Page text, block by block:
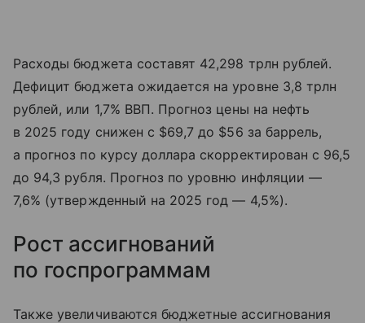
Расходы бюджета составят 42,298 трлн рублей.
Дефицит бюджета ожидается на уровне 3,8 трлн
рублей, или 1,7% ВВП. Прогноз цены на нефть
в 2025 году снижен с $69,7 до $56 за баррель,
а прогноз по курсу доллара скорректирован с 96,5
до 94,3 рубля. Прогноз по уровню инфляции —
7,6% (утвержденный на 2025 год — 4,5%).
Рост ассигнований
по госпрограммам
Также увеличиваются бюджетные ассигнования